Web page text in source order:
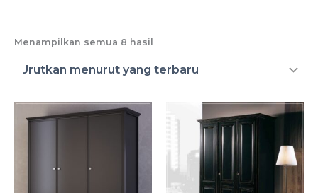
Menampilkan semua 8 hasil
terbaru